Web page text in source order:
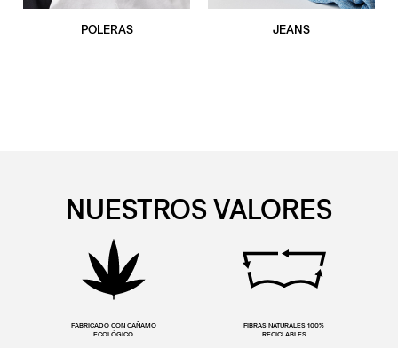
POLERAS JEANS
NUESTROS VALORES
FABRICADO CON CAÑAMO
ECOLÓGICO
FIBRAS NATURALES 100%
RECICLABLES